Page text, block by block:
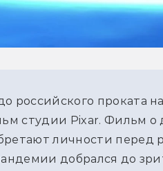
российского проката
студии Pixar. Фильм о
личности
добрался до